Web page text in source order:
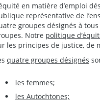
en matière d’emploi
représentative de
groupes désignés à
Notre politique
les principes de justice, de
quatre groupes désignés
les femmes;
les Autochtones;